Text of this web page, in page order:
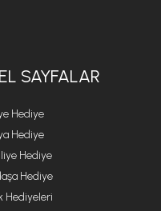
SAYFALAR
Hediye
Hediye
Hediye
Hediye
Hediyeleri